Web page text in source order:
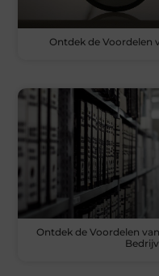
Ontdek de Voordelen
Ontdek de Voordelen